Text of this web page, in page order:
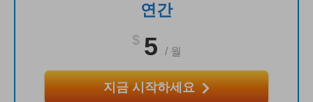
연간
$ 5 / 월
지금 시작하세요